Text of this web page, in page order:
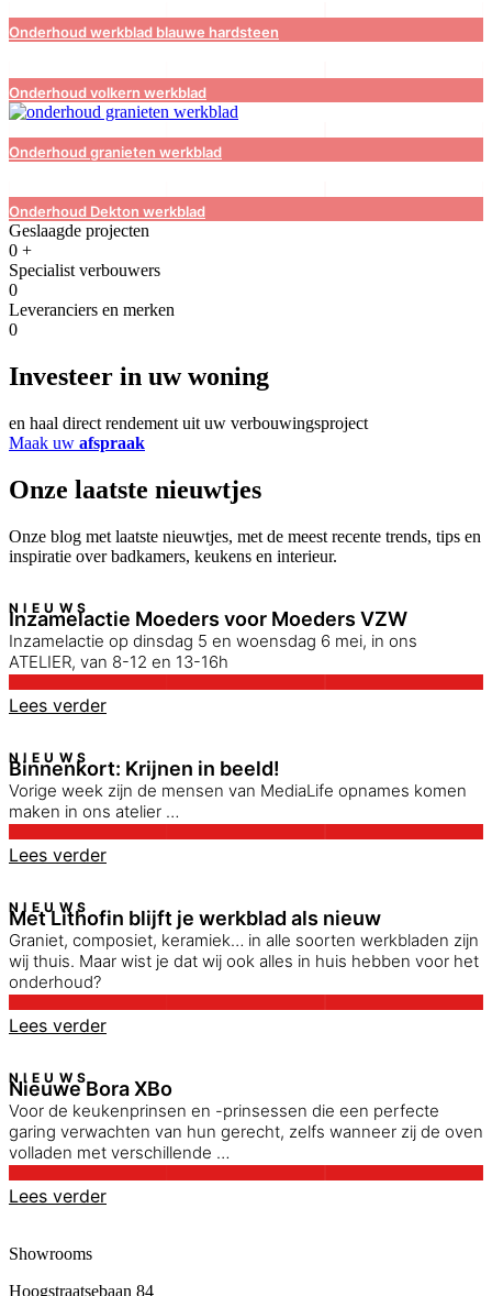
Onderhoud werkblad blauwe hardsteen
Onderhoud volkern werkblad
Onderhoud granieten werkblad
Onderhoud Dekton werkblad
Geslaagde projecten
0 +
Specialist verbouwers
0
Leveranciers en merken
0
Investeer in uw woning
en haal direct rendement uit uw verbouwingsproject
Maak uw afspraak
Onze laatste nieuwtjes
Onze blog met laatste nieuwtjes, met de meest recente trends, tips en
inspiratie over badkamers, keukens en interieur.
NIEUWS
Inzamelactie Moeders voor Moeders VZW
Inzamelactie op dinsdag 5 en woensdag 6 mei, in ons
ATELIER, van 8-12 en 13-16h
Lees verder
NIEUWS
Binnenkort: Krijnen in beeld!
Vorige week zijn de mensen van MediaLife opnames komen
maken in ons atelier …
Lees verder
NIEUWS
Met Lithofin blijft je werkblad als nieuw
Graniet, composiet, keramiek… in alle soorten werkbladen zijn
wij thuis. Maar wist je dat wij ook alles in huis hebben voor het
onderhoud?
Lees verder
NIEUWS
Nieuwe Bora XBo
Voor de keukenprinsen en -prinsessen die een perfecte
garing verwachten van hun gerecht, zelfs wanneer zij de oven
volladen met verschillende …
Lees verder
Showrooms
Hoogstraatsebaan 84